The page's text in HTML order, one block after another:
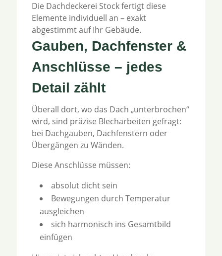
Die Dachdeckerei Stock fertigt diese
Elemente individuell an – exakt
abgestimmt auf Ihr Gebäude.
Gauben, Dachfenster &
Anschlüsse – jedes
Detail zählt
Überall dort, wo das Dach „unterbrochen“
wird, sind präzise Blecharbeiten gefragt:
bei Dachgauben, Dachfenstern oder
Übergängen zu Wänden.
Diese Anschlüsse müssen:
absolut dicht sein
Bewegungen durch Temperatur
ausgleichen
sich harmonisch ins Gesamtbild
einfügen